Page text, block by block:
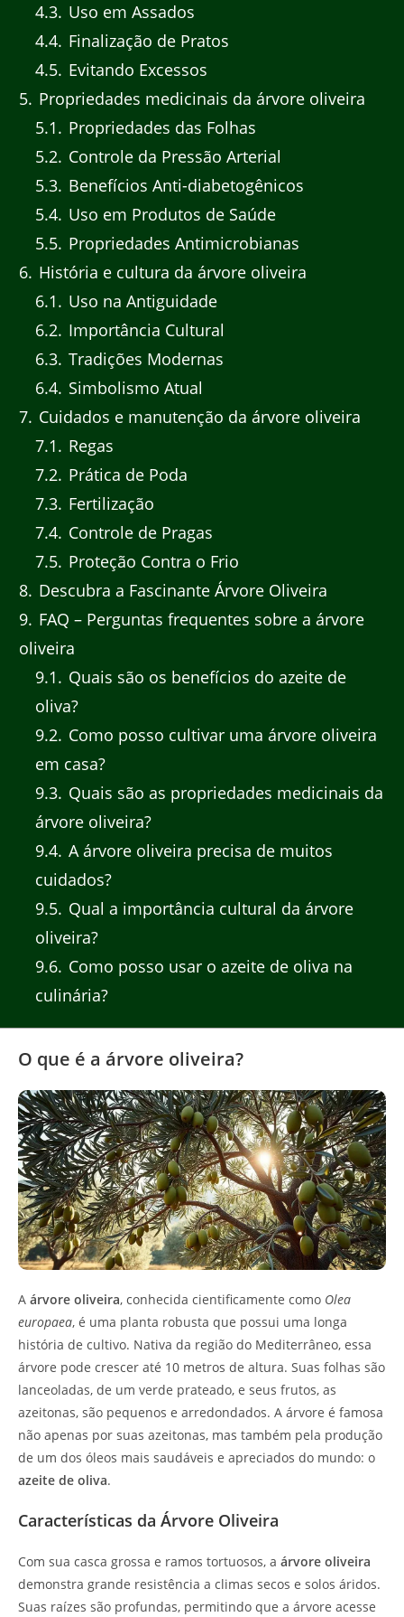
4.3 Uso em Assados
4.4 Finalização de Pratos
4.5 Evitando Excessos
5 Propriedades medicinais da árvore oliveira
5.1
Propriedades das Folhas
5.2 Controle da Pressão Arterial
5.3 Benefícios Anti-diabetogênicos
5.4 Uso em Produtos de Saúde
5.5 Propriedades Antimicrobianas
6 História e cultura da árvore oliveira
6.1
Uso na Antiguidade
6.2 Importância Cultural
6.3 Tradições Modernas
6.4 Simbolismo Atual
7 Cuidados e manutenção da árvore oliveira
7.1
Regas
7.2 Prática de Poda
7.3 Fertilização
7.4 Controle de Pragas
7.5 Proteção Contra o Frio
8 Descubra a Fascinante Árvore Oliveira
9 FAQ – Perguntas frequentes sobre a árvore
oliveira
9.1
Quais são os benefícios do azeite de
oliva?
9.2 Como posso cultivar uma árvore oliveira
em casa?
9.3 Quais são as propriedades medicinais da
árvore oliveira?
9.4 A árvore oliveira precisa de muitos
cuidados?
9.5 Qual a importância cultural da árvore
oliveira?
9.6 Como posso usar o azeite de oliva na
culinária?
O que é a árvore oliveira?
A árvore oliveira, conhecida cientificamente como Olea
europaea, é uma planta robusta que possui uma longa
história de cultivo. Nativa da região do Mediterrâneo, essa
árvore pode crescer até 10 metros de altura. Suas folhas são
lanceoladas, de um verde prateado, e seus frutos, as
azeitonas, são pequenos e arredondados. A árvore é famosa
não apenas por suas azeitonas, mas também pela produção
de um dos óleos mais saudáveis e apreciados do mundo: o
azeite de oliva.
Características da Árvore Oliveira
Com sua casca grossa e ramos tortuosos, a árvore oliveira
demonstra grande resistência a climas secos e solos áridos.
Suas raízes são profundas, permitindo que a árvore acesse